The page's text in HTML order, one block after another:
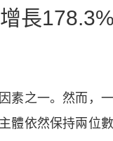
長178.3%
之一。然而，
體依然保持兩位